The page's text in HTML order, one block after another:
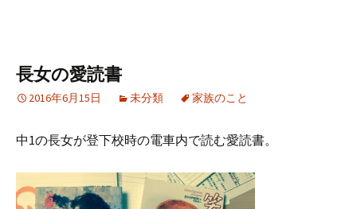
長女の愛読書
2016年6月15日 未分類 家族のこと
中1の長女が登下校時の電車内で読む愛読書。